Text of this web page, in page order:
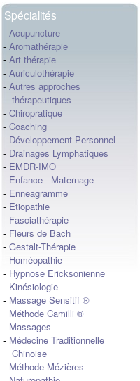
Spécialités
- Acupuncture
- Aromathérapie
- Art thérapie
- Auriculothérapie
- Autres approches
thérapeutiques
- Chiropratique
- Coaching
- Développement Personnel
- Drainages Lymphatiques
- EMDR-IMO
- Enfance - Maternage
- Enneagramme
- Etiopathie
- Fasciathérapie
- Fleurs de Bach
- Gestalt-Thérapie
- Homéopathie
- Hypnose Ericksonienne
- Kinésiologie
- Massage Sensitif ®
Méthode Camilli ®
- Massages
- Médecine Traditionnelle
Chinoise
- Méthode Mézières